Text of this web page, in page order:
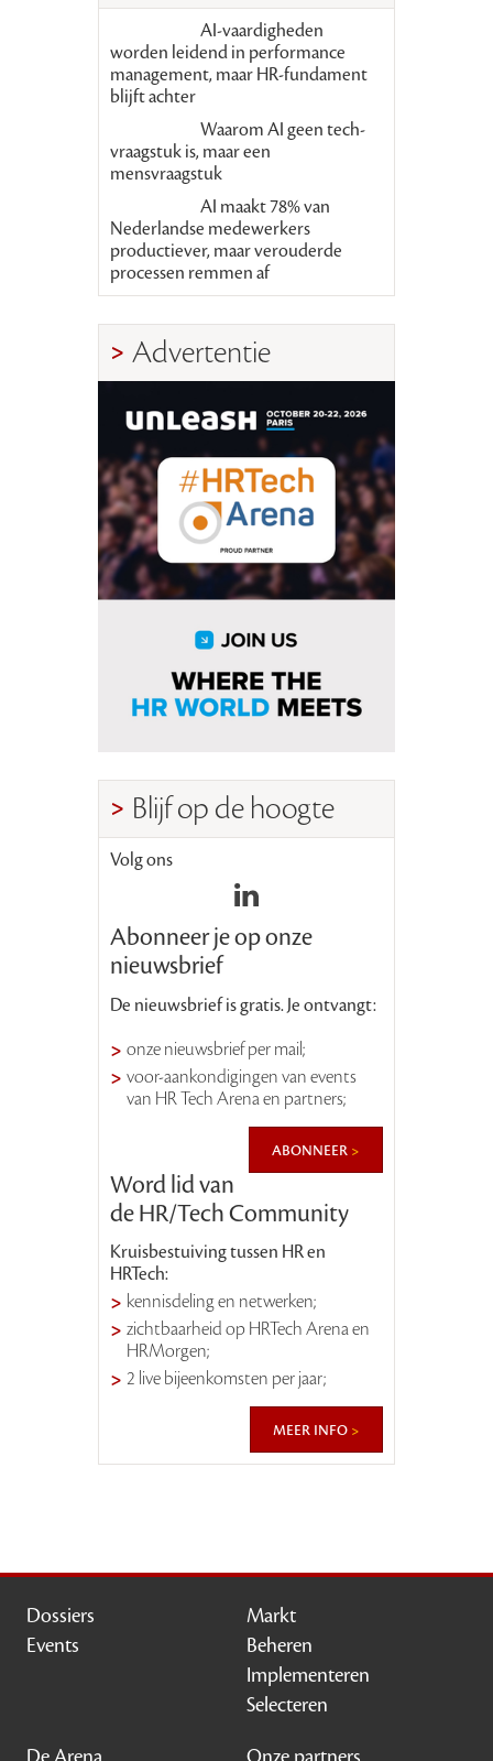
AI-vaardigheden
worden leidend in performance
management, maar HR-fundament
blijft achter
Waarom AI geen tech-
vraagstuk is, maar een
mensvraagstuk
AI maakt 78% van
Nederlandse medewerkers
productiever, maar verouderde
processen remmen af
Advertentie
Blijf op de hoogte
Volg ons
Abonneer je op onze
nieuwsbrief
De nieuwsbrief is gratis. Je ontvangt:
onze nieuwsbrief per mail;
voor-aankondigingen van events
van HR Tech Arena en partners;
abonneer
Word lid van
de HR/Tech Community
Kruisbestuiving tussen HR en
HRTech:
kennisdeling en netwerken;
zichtbaarheid op HRTech Arena en
HRMorgen;
2 live bijeenkomsten per jaar;
meer info
Dossiers
Events
Markt
Beheren
Implementeren
Selecteren